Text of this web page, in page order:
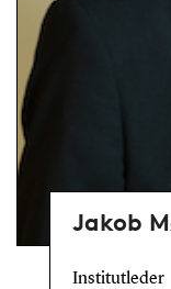
Jakob
Institutleder